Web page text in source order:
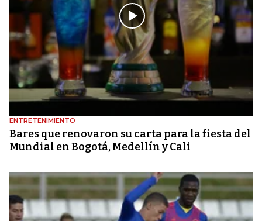
ENTRETENIMIENTO
Bares que renovaron su carta para la fiesta del
Mundial en Bogotá, Medellín y Cali